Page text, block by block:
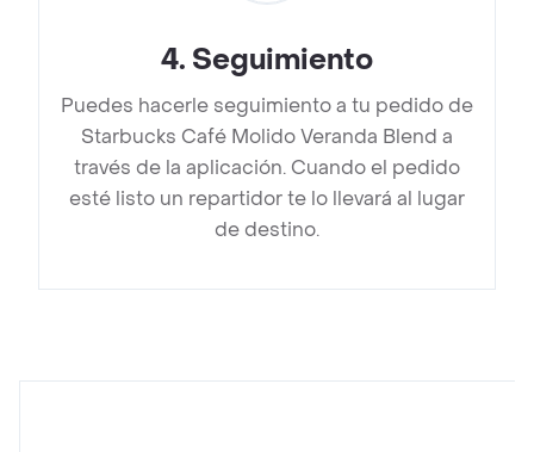
4. Seguimiento
Puedes hacerle seguimiento a tu pedido de
Starbucks Café Molido Veranda Blend a
través de la aplicación. Cuando el pedido
esté listo un repartidor te lo llevará al lugar
de destino.